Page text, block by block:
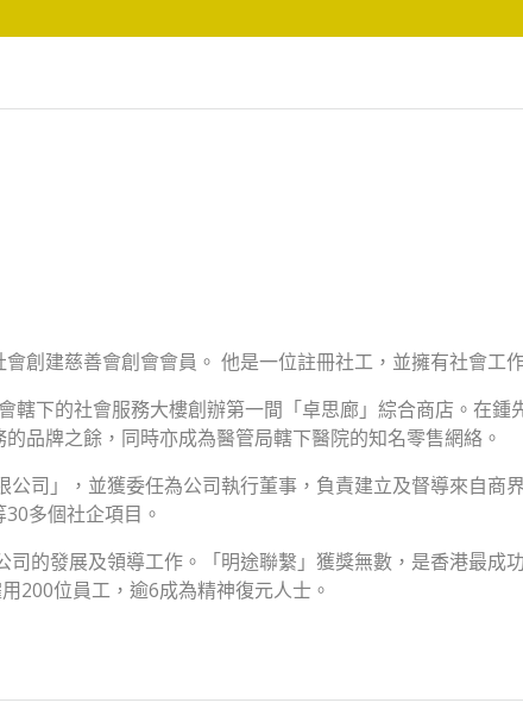
創建慈善會創會會員。 他是一位註冊社工，並擁有社會工
下的社會服務大樓創辦第一間「卓思廊」綜合商店。在鍾
品牌之餘，同時亦成為醫管局轄下醫院的知名零售網絡。
司」，並獲委任為公司執行董事，負責建立及督導來自商
多個社企項目。
的發展及領導工作。「明途聯繫」獲獎無數，是香港最成
200位員工，逾6成為精神復元人士。